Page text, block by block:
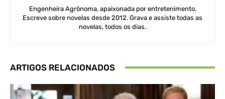
Engenheira Agrônoma, apaixonada por entretenimento.
Escreve sobre novelas desde 2012. Grava e assiste todas as
novelas, todos os dias.
ARTIGOS RELACIONADOS